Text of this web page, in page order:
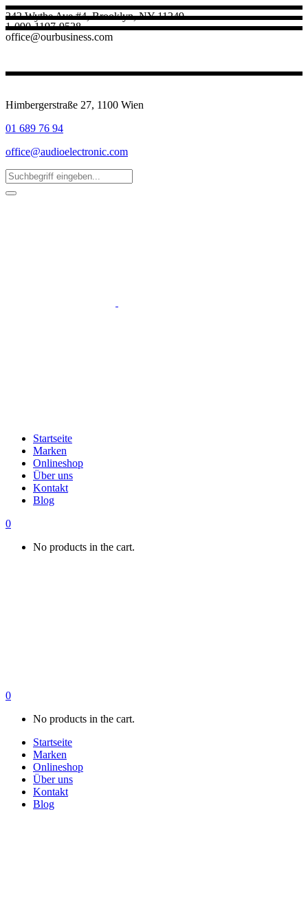
242 Wythe Ave #4, Brooklyn, NY 11249
1-090-1197-9528
office@ourbusiness.com
Himbergerstraße 27, 1100 Wien
01 689 76 94
office@audioelectronic.com
Startseite
Marken
Onlineshop
Über uns
Kontakt
Blog
0
No products in the cart.
0
No products in the cart.
Startseite
Marken
Onlineshop
Über uns
Kontakt
Blog